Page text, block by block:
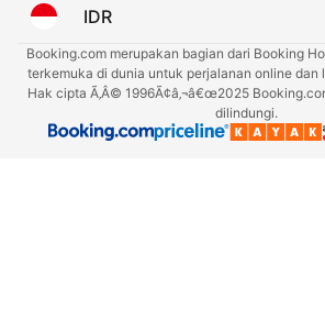
IDR
Booking.com merupakan bagian dari Booking
terkemuka di dunia untuk perjalanan online dan
Hak cipta Ã‚Â© 1996Ã¢â‚¬â€œ2025
dilindungi.